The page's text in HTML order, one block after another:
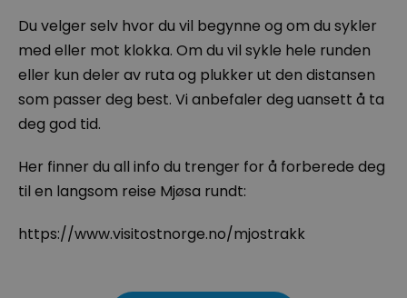
Du velger selv hvor du vil begynne og om du sykler
med eller mot klokka. Om du vil sykle hele runden
eller kun deler av ruta og plukker ut den distansen
som passer deg best. Vi anbefaler deg uansett å ta
deg god tid.
Her finner du all info du trenger for å forberede deg
til en langsom reise Mjøsa rundt:
https://www.visitostnorge.no/mjostrakk